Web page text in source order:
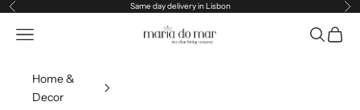
Pular para o conteúdo
Anterior Same day delivery in Lisbon
Maria do Mar
Translation missing: pt-PT.header.general.menu Pesquisar
Home &
Decor